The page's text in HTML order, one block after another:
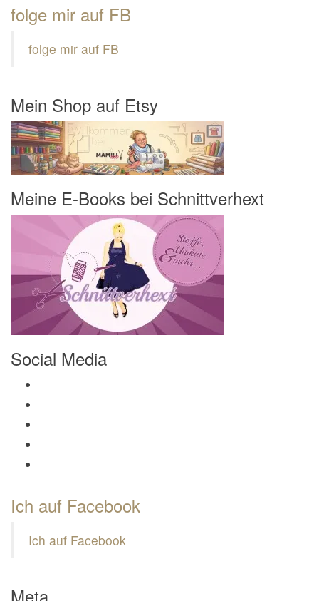
folge mir auf FB
folge mir auf FB
Mein Shop auf Etsy
Meine E-Books bei Schnittverhext
Social Media
Ich auf Facebook
Ich auf Facebook
Meta